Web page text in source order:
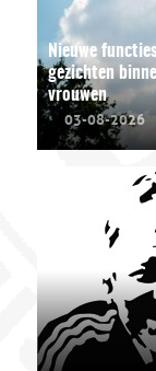
Nieuwe
gezichten
vrouwen
03-08-2026